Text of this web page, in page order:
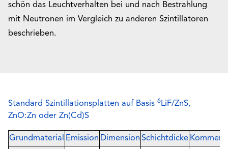
schön das Leuchtverhalten bei und nach Bestrahlung
mit Neutronen im Vergleich zu anderen Szintillatoren
beschrieben.
Standard Szintillationsplatten auf Basis 6LiF/ZnS,
ZnO:Zn oder Zn(Cd)S
Grundmaterial Emission Dimension Schichtdicke